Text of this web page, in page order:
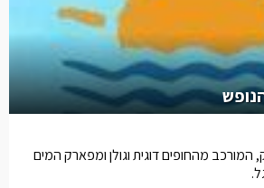
מהחופים דוגית וגולן ומפארק המים